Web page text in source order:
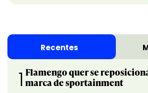
Recentes
1 Flamengo quer se
marca de sportainment